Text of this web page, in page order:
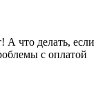
А что делать, если
с оплатой